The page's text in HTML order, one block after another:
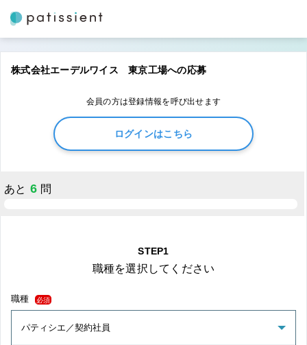
株式会社エーデルワイス 東京工場への応募
会員の方は登録情報を呼び出せます
ログインはこちら
あと 6 問
STEP1
職種を選択してください
職種 必須